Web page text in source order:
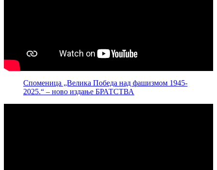
Споменица „Велика Победа над фашизмом 1945-
2025.“ – ново издање БРАТСТВА